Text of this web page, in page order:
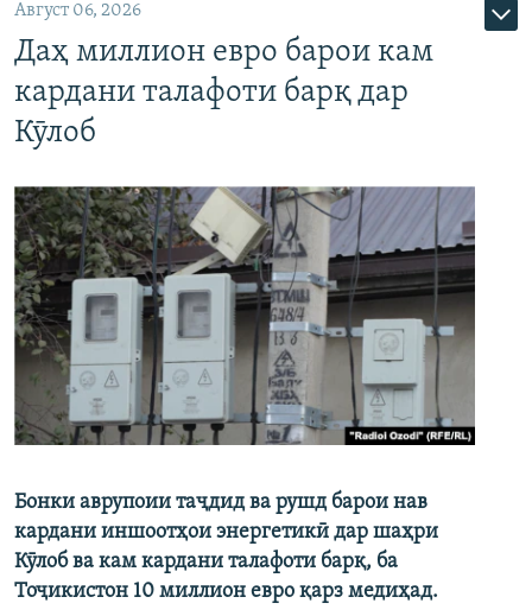
Август 06, 2026
Даҳ миллион евро барои кам
кардани талафоти барқ дар
Кӯлоб
Бонки аврупоии таҷдид ва рушд барои нав
кардани иншоотҳои энергетикӣ дар шаҳри
Кӯлоб ва кам кардани талафоти барқ, ба
Тоҷикистон 10 миллион евро қарз медиҳад.